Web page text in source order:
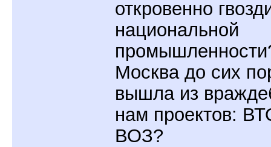
откровенно
национальной
Москва до сих
вышла из
нам проектов:
ВОЗ?